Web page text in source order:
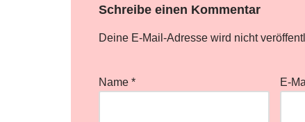
Schreibe einen Kommentar
Deine E-Mail-Adresse wird nicht
Name * E-